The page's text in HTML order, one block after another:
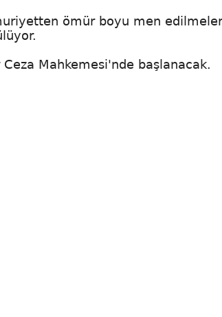
ömür boyu men
Ceza Mahkemesi'nde başlanacak.